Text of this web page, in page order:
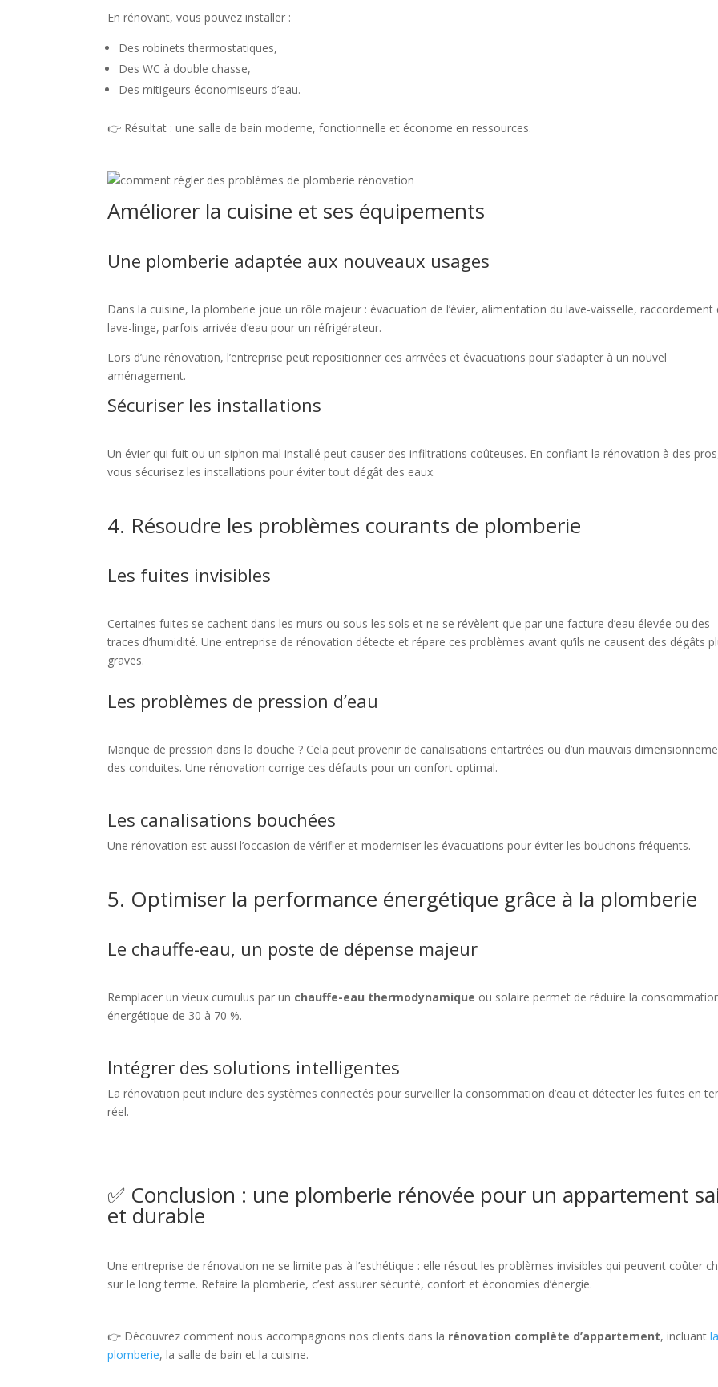
En rénovant, vous pouvez installer :
Des robinets thermostatiques,
Des WC à double chasse,
Des mitigeurs économiseurs d’eau.
👉 Résultat : une salle de bain moderne, fonctionnelle et économe en ressources.
Améliorer la cuisine et ses équipements
Une plomberie adaptée aux nouveaux usages
Dans la cuisine, la plomberie joue un rôle majeur : évacuation de l’évier, alimentation du lave-vaisselle, raccordement
lave-linge, parfois arrivée d’eau pour un réfrigérateur.
Lors d’une rénovation, l’entreprise peut repositionner ces arrivées et évacuations pour s’adapter à un nouvel
aménagement.
Sécuriser les installations
Un évier qui fuit ou un siphon mal installé peut causer des infiltrations coûteuses. En confiant la rénovation à des
vous sécurisez les installations pour éviter tout dégât des eaux.
4. Résoudre les problèmes courants de plomberie
Les fuites invisibles
Certaines fuites se cachent dans les murs ou sous les sols et ne se révèlent que par une facture d’eau élevée ou des
traces d’humidité. Une entreprise de rénovation détecte et répare ces problèmes avant qu’ils ne causent des dégâts
graves.
Les problèmes de pression d’eau
Manque de pression dans la douche ? Cela peut provenir de canalisations entartrées ou d’un mauvais
des conduites. Une rénovation corrige ces défauts pour un confort optimal.
Les canalisations bouchées
Une rénovation est aussi l’occasion de vérifier et moderniser les évacuations pour éviter les bouchons fréquents.
5. Optimiser la performance énergétique grâce à la plomberie
Le chauffe-eau, un poste de dépense majeur
Remplacer un vieux cumulus par un chauffe-eau thermodynamique ou solaire permet de réduire la
énergétique de 30 à 70 %.
Intégrer des solutions intelligentes
La rénovation peut inclure des systèmes connectés pour surveiller la consommation d’eau et détecter les fuites en
réel.
✅ Conclusion : une plomberie rénovée pour un appartement
et durable
Une entreprise de rénovation ne se limite pas à l’esthétique : elle résout les problèmes invisibles qui peuvent coûter
sur le long terme. Refaire la plomberie, c’est assurer sécurité, confort et économies d’énergie.
👉 Découvrez comment nous accompagnons nos clients dans la rénovation complète d’appartement, incluant
plomberie, la salle de bain et la cuisine.